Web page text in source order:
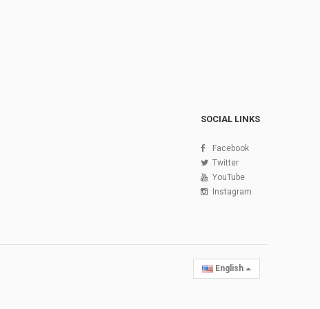
SOCIAL LINKS
Facebook
Twitter
YouTube
Instagram
English